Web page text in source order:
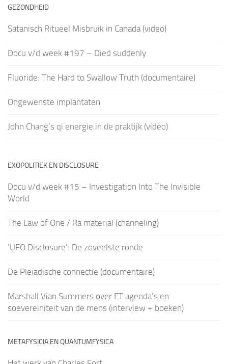
GEZONDHEID
Satanisch Ritueel Misbruik in Canada (video)
Docu v/d week #197 – Died suddenly
Fluoride: The Hard to Swallow Truth (documentaire)
Ongewenste implantaten
John Chang’s qi energie in de praktijk (video)
EXOPOLITIEK EN DISCLOSURE
Docu v/d week #15 – Investigation Into The Invisible
World
The Law of One / Ra material (channeling)
‘UFO Disclosure’: De zoveelste ronde
De Pleiadische connectie (documentaire)
Marshall Vian Summers over ET agenda’s en
soevereiniteit van de mens (interview + boeken)
METAFYSICIA EN QUANTUMFYSICA